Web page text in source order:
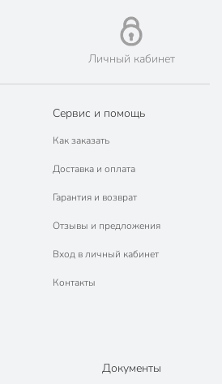
Личный кабинет
Сервис и помощь
Как заказать
Доставка и оплата
Гарантия и возврат
Отзывы и предложения
Вход в личный кабинет
Контакты
Документы